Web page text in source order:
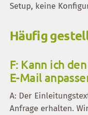
Setup, keine
Häufig
F: Kann ich
E-Mail
A: Der
Anfrage erhalten.